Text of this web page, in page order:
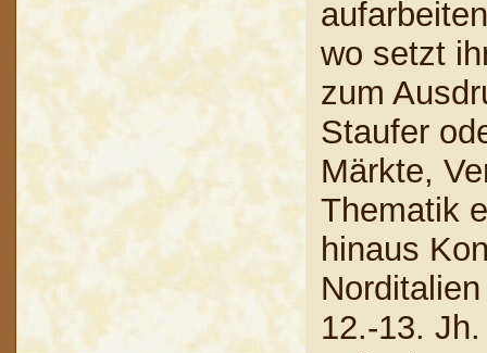
wo setzt
zum
Staufer
Märkte,
Thematik
hinaus
12.-13.